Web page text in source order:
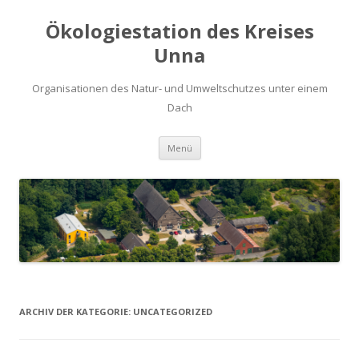
Ökologiestation des Kreises
Unna
Organisationen des Natur- und Umweltschutzes unter einem
Dach
Menü Zum
springen
ARCHIV DER KATEGORIE: UNCATEGORIZED